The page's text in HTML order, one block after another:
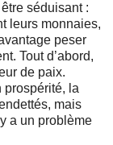
séduisant :
leurs monnaies,
peser
Tout d’abord,
de paix.
prospérité, la
mais
a un problème